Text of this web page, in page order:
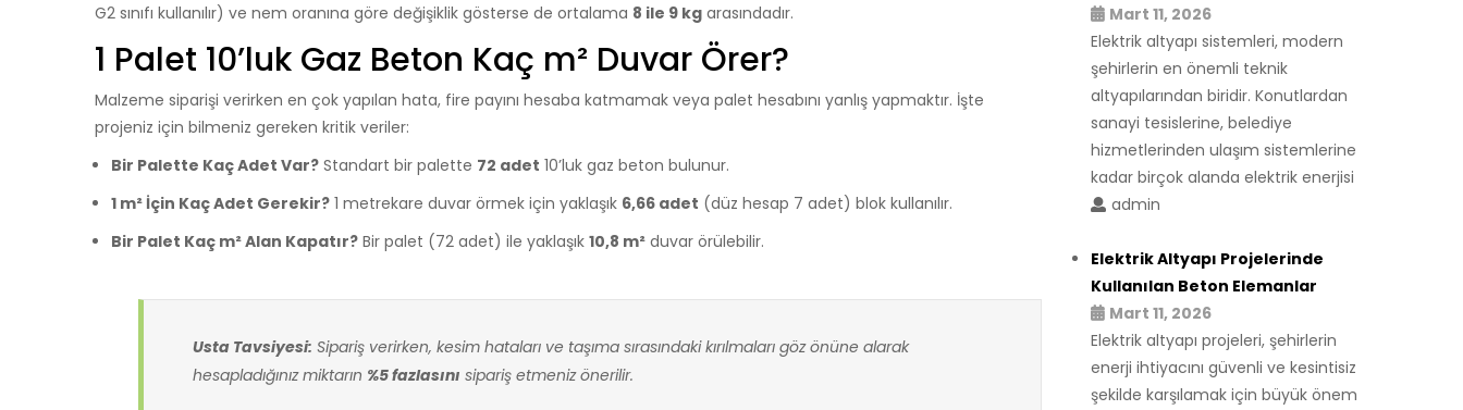
G2 sınıfı kullanılır) ve nem oranına göre değişiklik gösterse de ortalama 8 ile 9 kg arasındadır.
1 Palet 10’luk Gaz Beton Kaç m² Duvar Örer?
Malzeme siparişi verirken en çok yapılan hata, fire payını hesaba katmamak veya palet hesabını yanlış yapmaktır. İşte
projeniz için bilmeniz gereken kritik veriler:
Bir Palette Kaç Adet Var? Standart bir palette 72 adet 10’luk gaz beton bulunur.
1 m² İçin Kaç Adet Gerekir? 1 metrekare duvar örmek için yaklaşık 6,66 adet (düz hesap 7 adet) blok kullanılır.
Bir Palet Kaç m² Alan Kapatır? Bir palet (72 adet) ile yaklaşık 10,8 m² duvar örülebilir.
Usta Tavsiyesi: Sipariş verirken, kesim hataları ve taşıma sırasındaki kırılmaları göz önüne alarak
hesapladığınız miktarın %5 fazlasını sipariş etmeniz önerilir.
Mart 11, 2026
Elektrik altyapı sistemleri, modern
şehirlerin en önemli teknik
altyapılarından biridir. Konutlardan
sanayi tesislerine, belediye
hizmetlerinden ulaşım sistemlerine
kadar birçok alanda elektrik enerjisi
admin
Elektrik Altyapı Projelerinde
Kullanılan Beton Elemanlar
Mart 11, 2026
Elektrik altyapı projeleri, şehirlerin
enerji ihtiyacını güvenli ve kesintisiz
şekilde karşılamak için büyük önem